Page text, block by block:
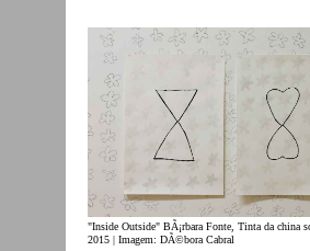
"Inside Outside" BÃ¡rbara Fonte, Tinta da china
2015 | Imagem: DÃ©bora Cabral